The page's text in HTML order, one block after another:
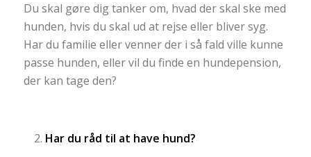
Du skal gøre dig tanker om, hvad der skal ske med
hunden, hvis du skal ud at rejse eller bliver syg.
Har du familie eller venner der i så fald ville kunne
passe hunden, eller vil du finde en hundepension,
der kan tage den?
Har du råd til at have hund?